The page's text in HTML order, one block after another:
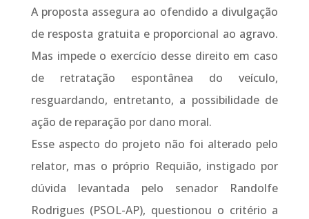
A proposta assegura ao ofendido a divulgação
de resposta gratuita e proporcional ao agravo.
Mas impede o exercício desse direito em caso
de retratação espontânea do veículo,
resguardando, entretanto, a possibilidade de
ação de reparação por dano moral.
Esse aspecto do projeto não foi alterado pelo
relator, mas o próprio Requião, instigado por
dúvida levantada pelo senador Randolfe
Rodrigues (PSOL-AP), questionou o critério a